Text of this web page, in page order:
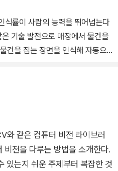
떨어진 천체 입자에 이르기까지
었다. 컴퓨터 비전은 현재 많은 분
용되고 있다.
커질 것이다. 가장 최근의 응용 사
터 비전 라이브러리(Pillow, scik
제와 코드를 통해 기본적인 이
식률이 사람의 능력을 뛰어넘는다
기술 발전으로 매장에서 물건을
건을 집는 장면을 인식해 자동으
활용한 자율 주행 자동차가 등장
를 추출해내는 컴퓨터 비전 기술
하고 있으며, 이 활용처가 확대될
용하기 위한 방법들을 소개한다.
없이 접근하기 어려웠지만, Open
등장하면서 비전 알고리즘 내부
같은 컴퓨터 비전 라이브러
비전을 다루는 방법을 소개한다.
있는지 쉬운 주제부터 복잡한 것